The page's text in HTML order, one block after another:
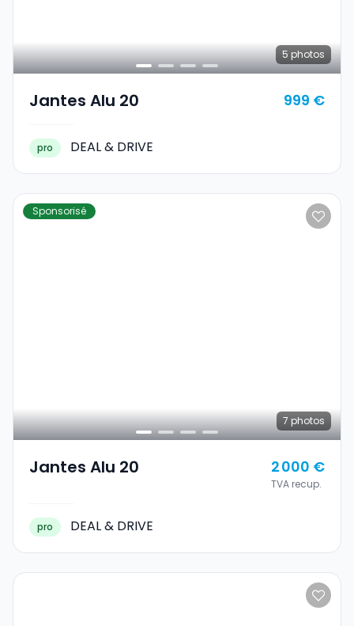
5 photos
Jantes Alu 20 999 €
pro DEAL & DRIVE
Sponsorisé
7 photos
Jantes Alu 20 2 000 €
TVA recup.
pro DEAL & DRIVE